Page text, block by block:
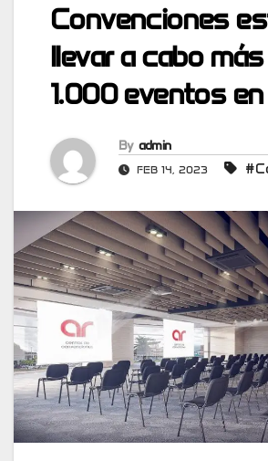
Convenciones
llevar a cabo
1.000 eventos
By admin
FEB 14, 2023